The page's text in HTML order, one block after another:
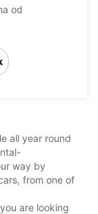
od
all year round
way by
from one of
are looking